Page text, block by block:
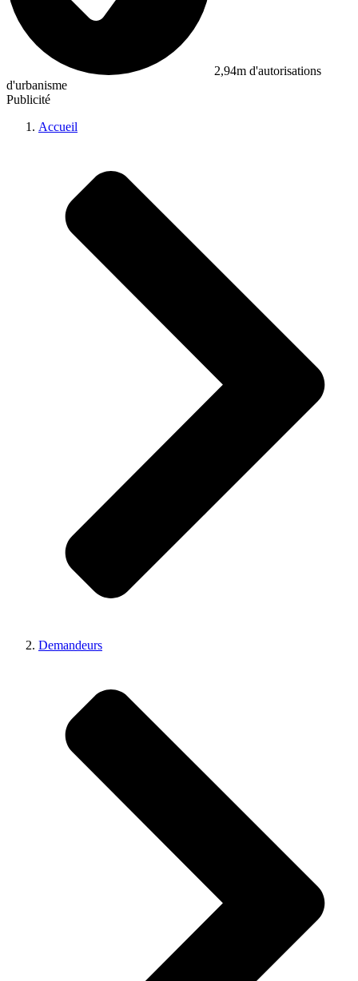
2,94m d'autorisations
d'urbanisme
Publicité
Accueil
Demandeurs